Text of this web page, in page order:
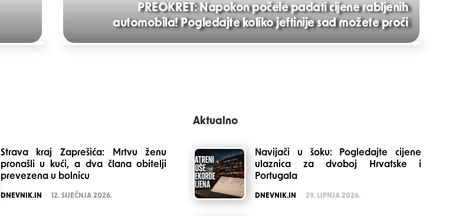
PREOKRET: Napokon počele padati cijene rabljenih
automobila! Pogledajte koliko jeftinije sad možete proći
Strava kraj Zaprešića: Mrtvu ženu
pronašli u kući, a dva člana obitelji
prevezena u bolnicu
POSTED
DNEVNIK.IN 12. SIJEČNJA 2026.
Aktualno
Navijači u šoku: Pogledajte cijene
ulaznica za dvoboj Hrvatske i
Portugala
POSTED
DNEVNIK.IN 29. LIPNJA 2026.